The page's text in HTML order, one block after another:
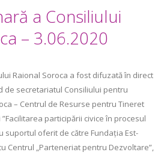
a Consiliului
– 3.06.2020
Raional Soroca a fost difuzată în direct
de secretariatul Consiliului pentru
– Centrul de Resurse pentru Tineret
”Facilitarea participării civice în procesul
suportul oferit de către Fundația Est-
Centrul „Parteneriat pentru Dezvoltare”,